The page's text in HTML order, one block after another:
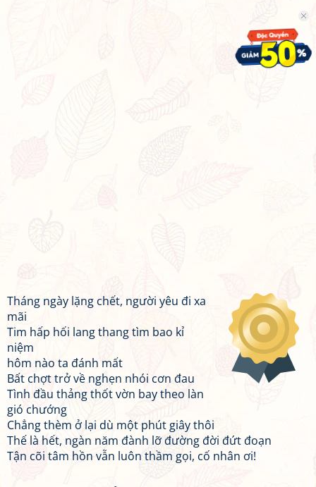
Tháng ngày lặng chết, người yêu đi xa
mãi
Tim hấp hối lang thang tìm bao kỉ
niệm
hôm nào ta đánh mất
Bất chợt trở về nghẹn nhói cơn đau
Tình đầu thảng thốt vờn bay theo làn
gió chướng
Chẳng thèm ở lại dù một phút giây thôi
Thế là hết, ngàn năm đành lỡ đường đời đứt đoạn
Tận cõi tâm hồn vẫn luôn thầm gọi, cố nhân ơi!